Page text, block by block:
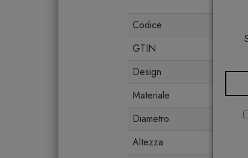
Codice
GTIN
Design
Materiale
Diametro
Altezza